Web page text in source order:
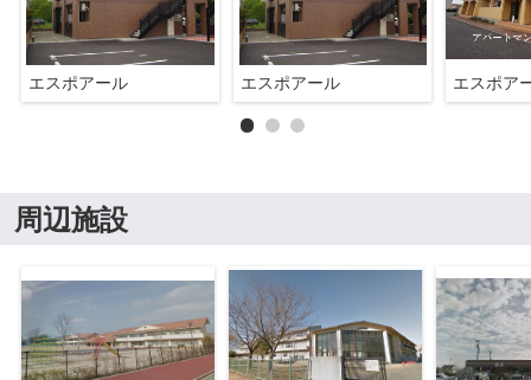
エスポアール エスポアール エスポア
周辺施設